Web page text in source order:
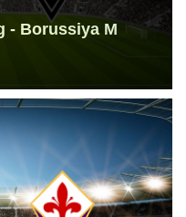
- Borussiya M